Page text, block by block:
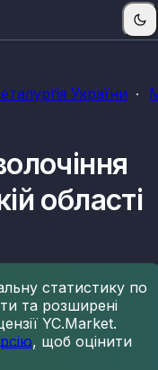
України
області
статистику по
та розширені
YC.Market.
, щоб оцінити